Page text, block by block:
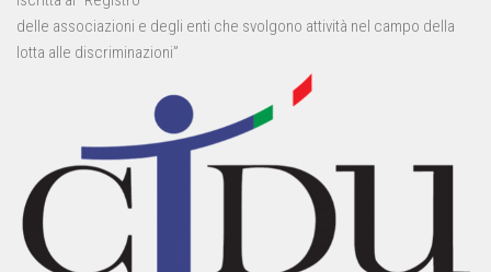
delle associazioni e degli enti che svolgono attività nel campo della
lotta alle discriminazioni”